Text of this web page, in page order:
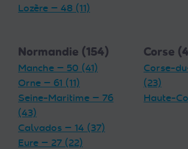
Lozère — 48 (11)
Normandie (154)
Manche — 50 (41)
Orne — 61 (11)
Seine-Maritime — 76
(43)
Calvados — 14 (37)
Eure — 27 (22)
Corse
Corse-
(23)
Haute-